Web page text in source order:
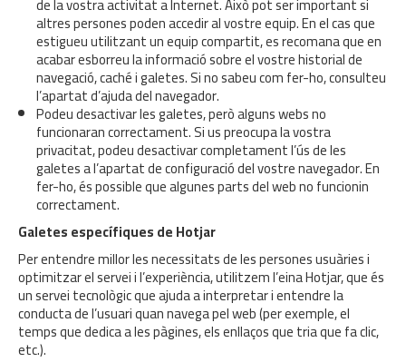
altres persones poden accedir al vostre equip. En el cas que
estigueu utilitzant un equip compartit, es recomana que en
acabar esborreu la informació sobre el vostre historial de
navegació, caché i galetes. Si no sabeu com fer-ho, consulteu
l’apartat d’ajuda del navegador.
Podeu desactivar les galetes, però alguns webs no
funcionaran correctament. Si us preocupa la vostra
privacitat, podeu desactivar completament l’ús de les
galetes a l’apartat de configuració del vostre navegador. En
fer-ho, és possible que algunes parts del web no funcionin
correctament.
Galetes específiques de Hotjar
Per entendre millor les necessitats de les persones usuàries i
optimitzar el servei i l’experiència, utilitzem l’eina Hotjar, que és
un servei tecnològic que ajuda a interpretar i entendre la
conducta de l’usuari quan navega pel web (per exemple, el
temps que dedica a les pàgines, els enllaços que tria que fa clic,
etc.).